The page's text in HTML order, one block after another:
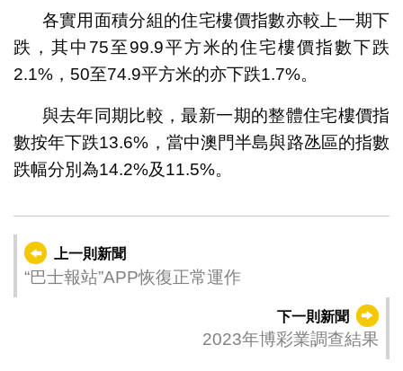
各實用面積分組的住宅樓價指數亦較上一期下
跌，其中75至99.9平方米的住宅樓價指數下跌
2.1%，50至74.9平方米的亦下跌1.7%。
與去年同期比較，最新一期的整體住宅樓價指
數按年下跌13.6%，當中澳門半島與路氹區的指數
跌幅分別為14.2%及11.5%。
上一則新聞
“巴士報站”APP恢復正常運作
下一則新聞
2023年博彩業調查結果